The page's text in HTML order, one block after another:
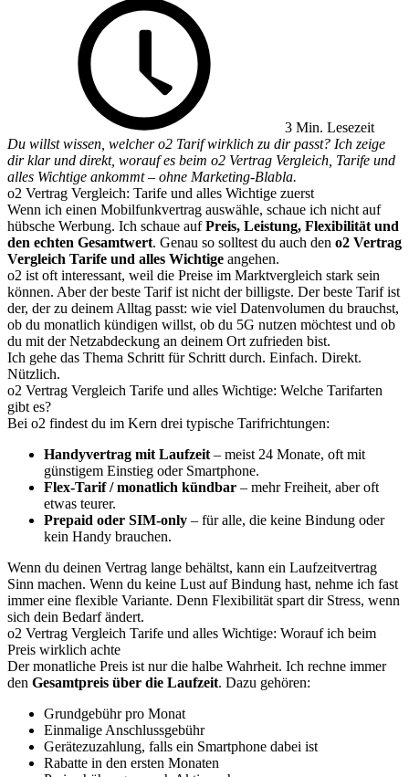
3 Min. Lesezeit
Du willst wissen, welcher o2 Tarif wirklich zu dir passt? Ich zeige
dir klar und direkt, worauf es beim o2 Vertrag Vergleich, Tarife und
alles Wichtige ankommt – ohne Marketing-Blabla.
o2 Vertrag Vergleich: Tarife und alles Wichtige zuerst
Wenn ich einen Mobilfunkvertrag auswähle, schaue ich nicht auf
hübsche Werbung. Ich schaue aufPreis, Leistung, Flexibilität und
den echten Gesamtwert. Genau so solltest du auch den o2 Vertrag
Vergleich Tarife und alles Wichtige angehen.
o2 ist oft interessant, weil die Preise im Marktvergleich stark sein
können. Aber der beste Tarif ist nicht der billigste. Der beste Tarif ist
der, der zu deinem Alltag passt: wie viel Datenvolumen du brauchst,
ob du monatlich kündigen willst, ob du 5G nutzen möchtest und ob
du mit der Netzabdeckung an deinem Ort zufrieden bist.
Ich gehe das Thema Schritt für Schritt durch. Einfach. Direkt.
Nützlich.
o2 Vertrag Vergleich Tarife und alles Wichtige: Welche Tarifarten
gibt es?
Bei o2 findest du im Kern drei typische Tarifrichtungen:
Handyvertrag mit Laufzeit – meist 24 Monate, oft mit
günstigem Einstieg oder Smartphone.
Flex-Tarif / monatlich kündbar – mehr Freiheit, aber oft
etwas teurer.
Prepaid oder SIM-only – für alle, die keine Bindung oder
kein Handy brauchen.
Wenn du deinen Vertrag lange behältst, kann ein Laufzeitvertrag
Sinn machen. Wenn du keine Lust auf Bindung hast, nehme ich fast
immer eine flexible Variante. Denn Flexibilität spart dir Stress, wenn
sich dein Bedarf ändert.
o2 Vertrag Vergleich Tarife und alles Wichtige: Worauf ich beim
Preis wirklich achte
Der monatliche Preis ist nur die halbe Wahrheit. Ich rechne immer
den Gesamtpreis über die Laufzeit. Dazu gehören:
Grundgebühr pro Monat
Einmalige Anschlussgebühr
Gerätezuzahlung, falls ein Smartphone dabei ist
Rabatte in den ersten Monaten